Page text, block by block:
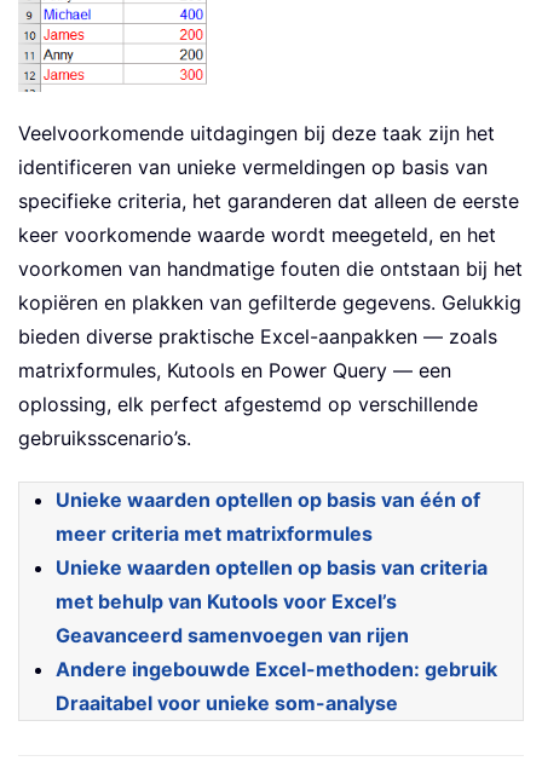
Veelvoorkomende uitdagingen bij deze taak zijn het
identificeren van unieke vermeldingen op basis van
specifieke criteria, het garanderen dat alleen de eerste
keer voorkomende waarde wordt meegeteld, en het
voorkomen van handmatige fouten die ontstaan bij het
kopiëren en plakken van gefilterde gegevens. Gelukkig
bieden diverse praktische Excel-aanpakken — zoals
matrixformules, Kutools en Power Query — een
oplossing, elk perfect afgestemd op verschillende
gebruiksscenario’s.
Unieke waarden optellen op basis van één of
meer criteria met matrixformules
Unieke waarden optellen op basis van criteria
met behulp van Kutools voor Excel’s
Geavanceerd samenvoegen van rijen
Andere ingebouwde Excel-methoden: gebruik
Draaitabel voor unieke som-analyse